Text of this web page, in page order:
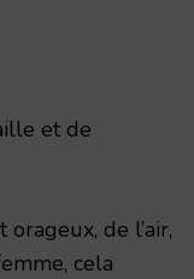
et de
de l’air,
cela